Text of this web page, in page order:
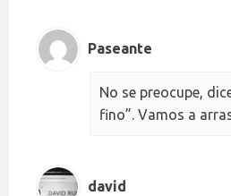
Paseante
No se preocupe,
fino”. Vamos a
david